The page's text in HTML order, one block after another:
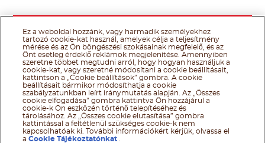
Ez a weboldal hozzánk, vagy harmadik személyekhez
tartozó cookie-kat használ, amelyek célja a teljesítmény
mérése és az Ön böngészési szokásainak megfelelő, és az
Önt esetleg érdeklő reklámok megjelenítése. Amennyiben
szeretne többet megtudni arról, hogy hogyan használjuk a
cookie-kat, vagy szeretné módosítani a cookie beállításait,
kattintson a „Cookie beállítások” gombra. A cookie
beállításait bármikor módosíthatja a cookie
szabályzatunkban leírt iránymutatás alapján. Az „Összes
cookie elfogadása” gombra kattintva Ön hozzájárul a
cookie-k Ön eszközén történő telepítéséhez és
tárolásához. Az „Összes cookie elutasítása” gombra
kattintással a feltétlenül szükséges cookie-k nem
kapcsolhatóak ki. További információkért kérjük, olvassa el
aCookie Tájékoztatónkat